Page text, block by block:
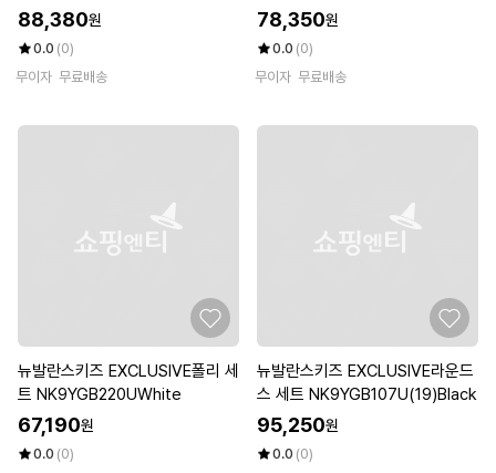
Orange
88,380원
0.0 (0)
무이자 무료배송
04U(52)Dark Blue
78,350원
0.0 (0)
무이자 무료배송
뉴발란스키즈 EXCLUSIVE폴리 세
트 NK9YGB220UWhite
67,190원
0.0 (0)
뉴발란스키즈 EXCLUSIVE라운드
스 세트 NK9YGB107U(19)Black
95,250원
0.0 (0)